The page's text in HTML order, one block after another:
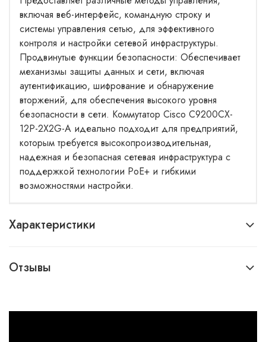
включая веб-интерфейс, командную строку и
системы управления сетью, для эффективного
контроля и настройки сетевой инфраструктуры.
Продвинутые функции безопасности: Обеспечивает
механизмы защиты данных и сети, включая
аутентификацию, шифрование и обнаружение
вторжений, для обеспечения высокого уровня
безопасности в сети. Коммутатор Cisco C9200CX-
12P-2X2G-A идеально подходит для предприятий,
которым требуется высокопроизводительная,
надежная и безопасная сетевая инфраструктура с
поддержкой технологии PoE+ и гибкими
возможностями настройки.
Характеристики
Отзывы